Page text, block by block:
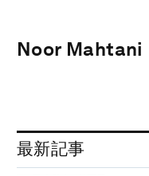
Noor Mahtani
最新記事